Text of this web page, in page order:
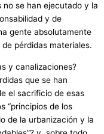
se han ejecutado y la
y de
gente absolutamente
pérdidas materiales.
y canalizaciones?
que se han
el sacrificio de esas
“principios de los
de la urbanización y la